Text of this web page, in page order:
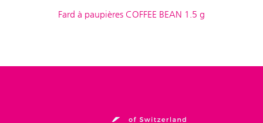
Fard à paupières COFFEE BEAN 1.5 g